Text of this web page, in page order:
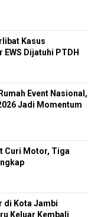
Kasus
Dijatuhi PTDH
Event Nasional,
Jadi Momentum
Curi Motor, Tiga
di Kota Jambi
Keluar Kembali